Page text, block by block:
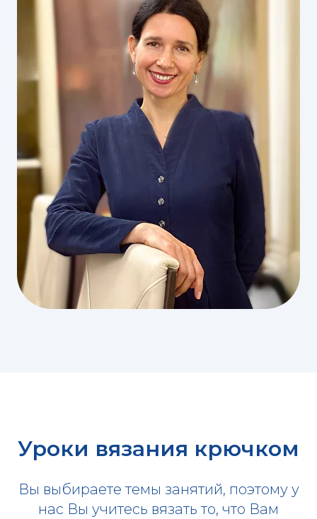
Уроки вязания крючком
Вы выбираете темы занятий, поэтому у
нас Вы учитесь вязать то, что Вам